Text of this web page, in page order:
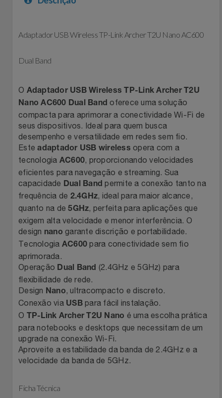
Celulares E Smartphone
Cosméticos
Cozinha
Eletroportáteis
Esportes
Experiências
Ferramentas
Informática
Jardim
Jogos E Consoles
Livros
Mercado
Electrolux
Extra
Fortaleza
Gama Italy
Giftty
Havanna
Hospital De Amor
Jbl
Lity
Loccitane Au Bresil
Loccitane En Provence
Magalu
Meu Resgate Favorito
Extra
Individual
Insider
John John
Le Lis
Magalu
Méliuz
Natura
Netshoes
Pet Love Saúde
Ponto Frio
Pontos Por Opiniões
Portal Das Malas
Adaptador USB Wireless TP-Link Archer T2U Nano AC600
Dual Band
O Adaptador USB Wireless TP-Link Archer T2U
Nano AC600 Dual Band oferece uma solução
compacta para aprimorar a conectividade Wi-Fi de
seus dispositivos. Ideal para quem busca
desempenho e versatilidade em redes sem fio.
Esteadaptador USB wireless opera com a
tecnologia AC600, proporcionando velocidades
eficientes para navegação e streaming. Sua
capacidade Dual Band permite a conexão tanto na
frequência de 2.4GHz, ideal para maior alcance,
quanto na de5GHz, perfeita para aplicações que
exigem alta velocidade e menor interferência. O
design nano garante discrição e portabilidade.
Tecnologia AC600 para conectividade sem fio
aprimorada.
Operação Dual Band (2.4GHz e 5GHz) para
flexibilidade de rede.
Design Nano, ultracompacto e discreto.
Conexão via USBpara fácil instalação.
O TP-Link Archer T2U Nano é uma escolha prática
para notebooks e desktops que necessitam de um
upgrade na conexão Wi-Fi.
Aproveite a estabilidade da banda de 2.4GHz e a
velocidade da banda de 5GHz.
Ficha Técnica